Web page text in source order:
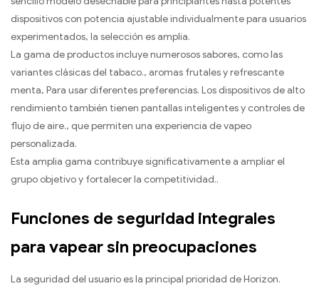
dispositivos con potencia ajustable individualmente para usuarios
experimentados, la selección es amplia.
La gama de productos incluye numerosos sabores, como las
variantes clásicas del tabaco., aromas frutales y refrescante
menta, Para usar diferentes preferencias. Los dispositivos de alto
rendimiento también tienen pantallas inteligentes y controles de
flujo de aire., que permiten una experiencia de vapeo
personalizada.
Esta amplia gama contribuye significativamente a ampliar el
grupo objetivo y fortalecer la competitividad..
Funciones de seguridad integrales
para vapear sin preocupaciones
La seguridad del usuario es la principal prioridad de Horizon.